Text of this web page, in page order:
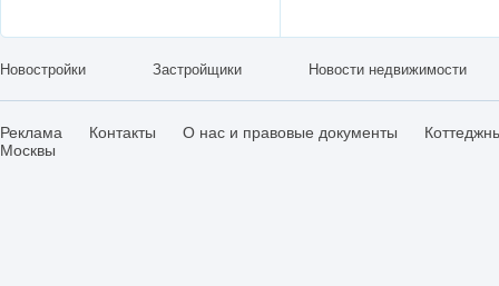
Новостройки Застройщики Новости недвижимости
Реклама Контакты О нас и правовые документы
Москвы